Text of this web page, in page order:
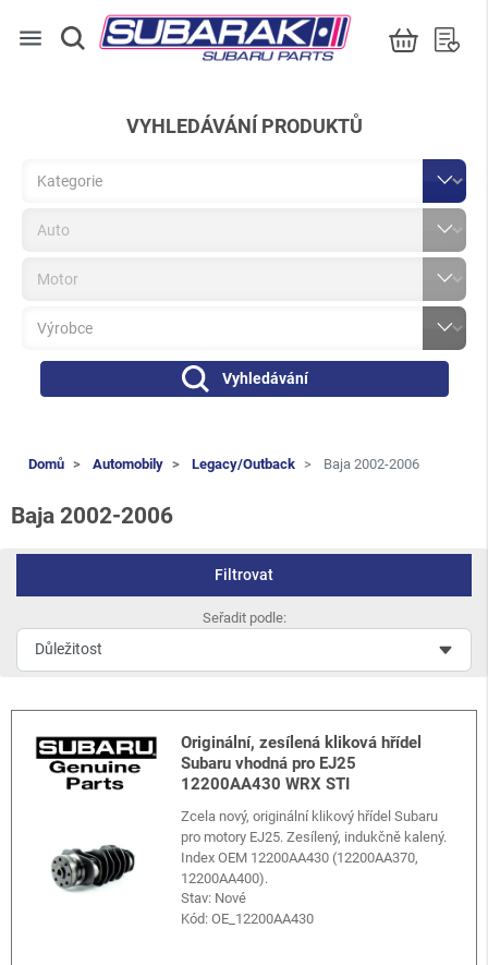
menu
VYHLEDÁVÁNÍ PRODUKTŮ
Vyhledávání
Domů Automobily Legacy/Outback Baja 2002-2006
Baja 2002-2006
Filtrovat
Seřadit podle:
Originální, zesílená kliková hřídel
Subaru vhodná pro EJ25
12200AA430 WRX STI
Zcela nový, originální klikový hřídel Subaru
pro motory EJ25. Zesílený, indukčně kalený.
Index OEM 12200AA430 (12200AA370,
12200AA400).
Stav: Nové
Kód:OE_12200AA430